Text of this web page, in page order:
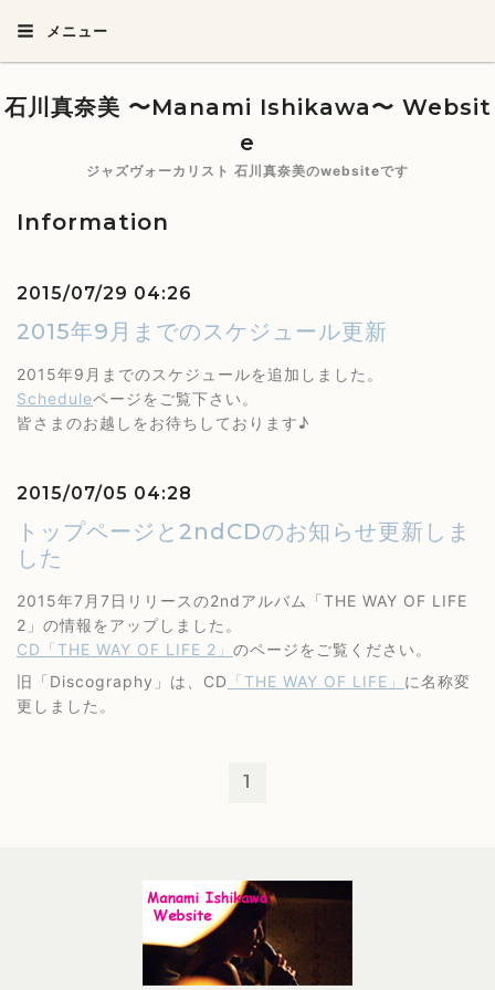
メニュー
石川真奈美 〜Manami Ishikawa〜 Websit
e
ジャズヴォーカリスト 石川真奈美のwebsiteです
Information
2015/07/29 04:26
2015年9月までのスケジュール更新
2015年9月までのスケジュールを追加しました。
Scheduleページをご覧下さい。
皆さまのお越しをお待ちしております♪
2015/07/05 04:28
トップページと2ndCDのお知らせ更新しま
した
2015年7月7日リリースの2ndアルバム「THE WAY OF LIFE
2」の情報をアップしました。
CD「THE WAY OF LIFE 2」 のページをご覧ください。
旧「Discography」は、CD 「THE WAY OF LIFE」 に名称変
更しました。
1